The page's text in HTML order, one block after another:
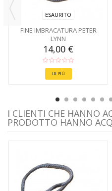
ESAURITO
FINE IMBRACATURA PETER
LYNN
14,00 €
DI PIÙ
I CLIENTI CHE HANNO
PRODOTTO HANNO